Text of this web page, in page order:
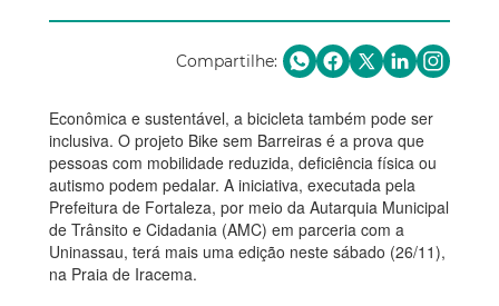
Compartilhe:
Econômica e sustentável, a bicicleta também pode ser
inclusiva. O projeto Bike sem Barreiras é a prova que
pessoas com mobilidade reduzida, deficiência física ou
autismo podem pedalar. A iniciativa, executada pela
Prefeitura de Fortaleza, por meio da Autarquia Municipal
de Trânsito e Cidadania (AMC) em parceria com a
Uninassau, terá mais uma edição neste sábado (26/11),
na Praia de Iracema.